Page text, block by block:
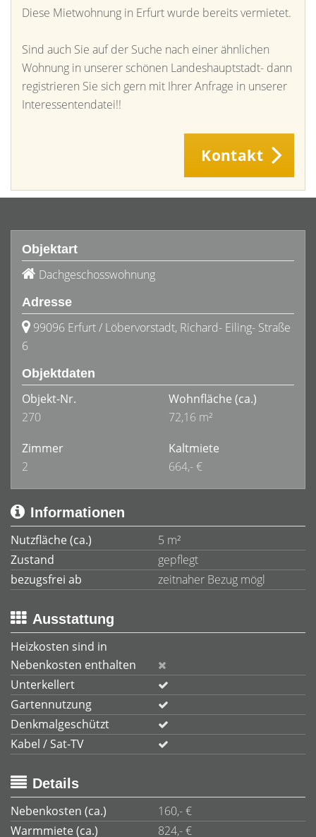
Diese Mietwohnung in Erfurt wurde bereits vermietet.
Sind auch Sie auf der Suche nach einer ähnlichen
Wohnung in unserer schönen Landeshauptstadt- dann
registrieren Sie sich gern mit Ihrer Anfrage in unserer
Interessentendatei!!
Kontakt
Objektart
Dachgeschosswohnung
Adresse
99096 Erfurt / Löbervorstadt, Richard- Eiling- Straße
6
Objektdaten
Objekt-Nr.
270
Wohnfläche (ca.)
72,16 m²
Zimmer
2
Kaltmiete
664,- €
Informationen
Nutzfläche (ca.)
5 m²
Zustand
gepflegt
bezugsfrei ab
zeitnaher Bezug mögl
Ausstattung
Heizkosten sind in
Nebenkosten enthalten
Unterkellert
Gartennutzung
Denkmalgeschützt
Kabel / Sat-TV
Details
Nebenkosten (ca.)
160,- €
Warmmiete (ca.)
824,- €